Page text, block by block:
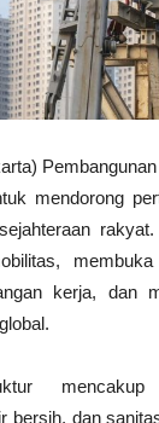
mendorong
kerja, dan
mencakup
bersih, dan